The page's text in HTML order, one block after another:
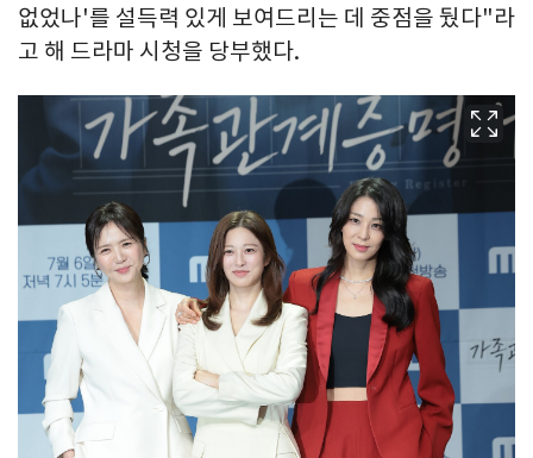
없었나'를 설득력 있게 보여드리는 데 중점을 뒀다"라
고 해 드라마 시청을 당부했다.